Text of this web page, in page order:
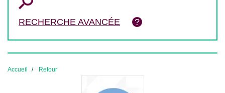
RECHERCHE AVANCÉE
Accueil Retour